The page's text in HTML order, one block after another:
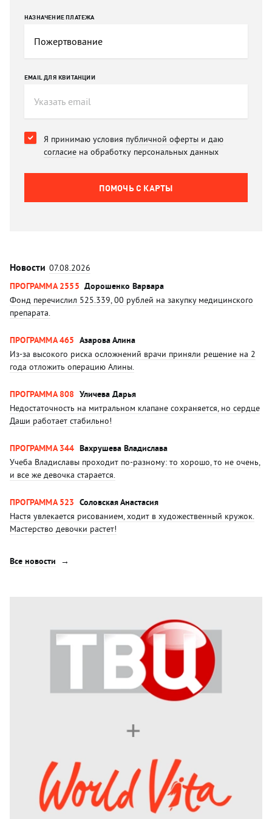
НАЗНАЧЕНИЕ ПЛАТЕЖА
EMAIL ДЛЯ КВИТАНЦИИ
Я принимаю условия публичной оферты и даю
согласие на обработку персональных данных
ПОМОЧЬ C КАРТЫ
Новости 07.08.2026
ПРОГРАММА 2555 Дорошенко Варвара
Фонд перечислил 525.339, 00 рублей на закупку медицинского
препарата.
ПРОГРАММА 465 Азарова Алина
Из-за высокого риска осложнений врачи приняли решение на 2
года отложить операцию Алины.
ПРОГРАММА 808 Уличева Дарья
Недостаточность на митральном клапане сохраняется, но сердце
Даши работает стабильно!
ПРОГРАММА 344 Вахрушева Владислава
Учеба Владиславы проходит по-разному: то хорошо, то не очень,
и все же девочка старается.
ПРОГРАММА 523 Соловская Анастасия
Настя увлекается рисованием, ходит в художественный кружок.
Мастерство девочки растет!
Все новости